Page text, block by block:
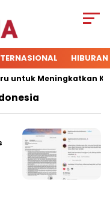
HIBURAN
Meningkatkan